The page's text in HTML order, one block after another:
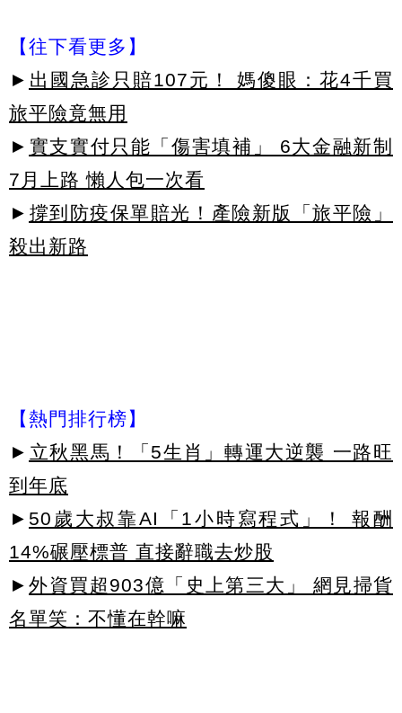
【往下看更多】
► 出國急診只賠107元！ 媽傻眼：花4千買
旅平險竟無用
► 實支實付只能「傷害填補」 6大金融新制
7月上路 懶人包一次看
► 撐到防疫保單賠光！產險新版「旅平險」
殺出新路
【熱門排行榜】
► 立秋黑馬！「5生肖」轉運大逆襲 一路旺
到年底
► 50歲大叔靠AI「1小時寫程式」！ 報酬
14%碾壓標普 直接辭職去炒股
► 外資買超903億「史上第三大」 網見掃貨
名單笑：不懂在幹嘛